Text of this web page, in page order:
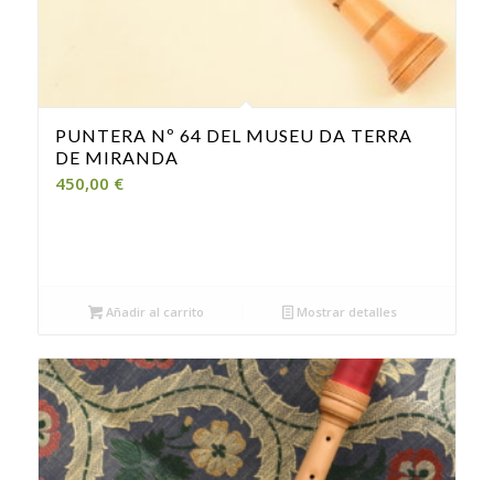
PUNTERA Nº 64 DEL MUSEU DA TERRA
DE MIRANDA
450,00 €
Añadir al carrito Mostrar detalles